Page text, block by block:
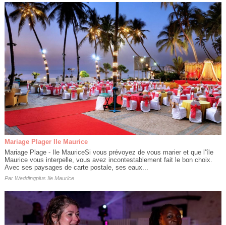
Mariage Plager Ile Maurice
Mariage Plage - Ile MauriceSi vous prévoyez de vous marier et que l’île
Maurice vous interpelle, vous avez incontestablement fait le bon choix.
Avec ses paysages de carte postale, ses eaux...
Par Weddingplus Ile Maurice